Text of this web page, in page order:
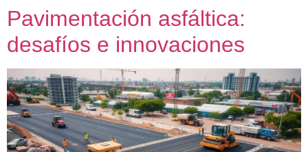
Pavimentación asfáltica:
desafíos e innovaciones